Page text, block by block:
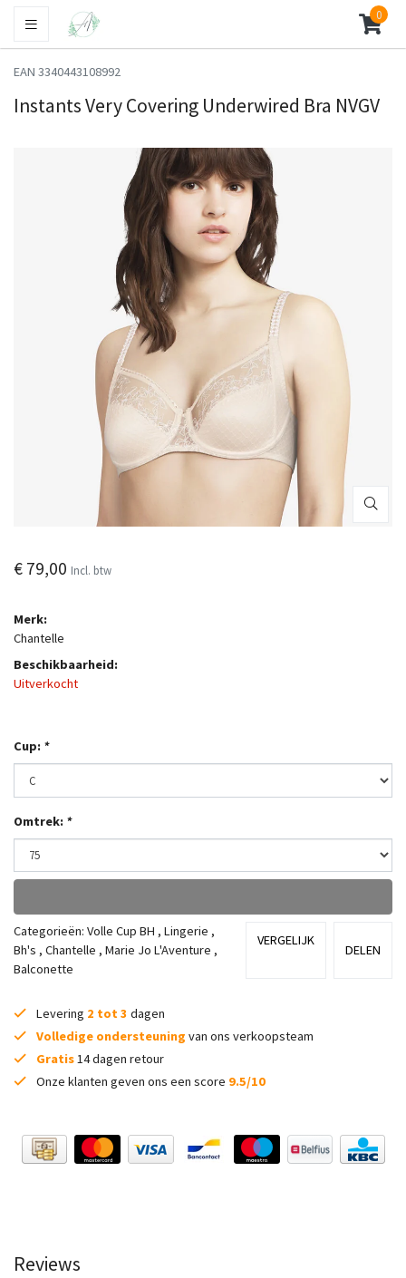
0
EAN 3340443108992
Instants Very Covering Underwired Bra NVGV
€ 79,00 Incl. btw
Merk:
Chantelle
Beschikbaarheid:
Uitverkocht
Cup: *
Omtrek: *
Categorieën: Volle Cup BH , Lingerie ,
Bh's , Chantelle , Marie Jo L'Aventure ,
Balconette
VERGELIJK
DELEN
Levering 2 tot 3 dagen
Volledige ondersteuning van ons verkoopsteam
Gratis14 dagen retour
Onze klanten geven ons een score 9.5/10
Reviews